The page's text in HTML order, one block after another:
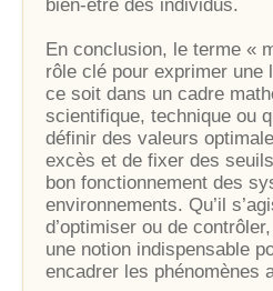
bien-être des individus.
En conclusion, le terme «
rôle clé pour exprimer une
ce soit dans un cadre
scientifique, technique ou
définir des valeurs
excès et de fixer des
bon fonctionnement des
environnements. Qu’il
d’optimiser ou de
une notion indispensable
encadrer les phénomènes